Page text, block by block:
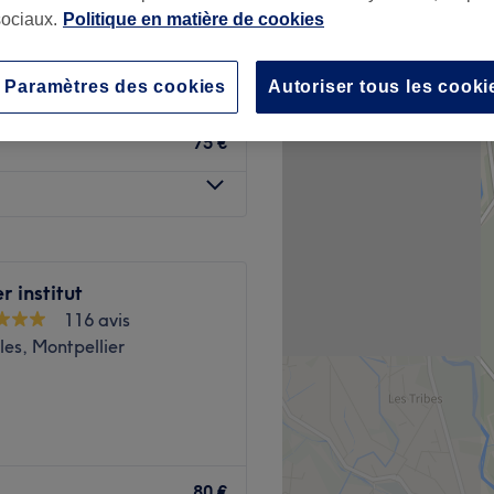
75 €
vous une
à la détente et à
institut
116 avis
Montpellier
Politique en matière de cookies
Autoriser tous les
Paramètres des cookies